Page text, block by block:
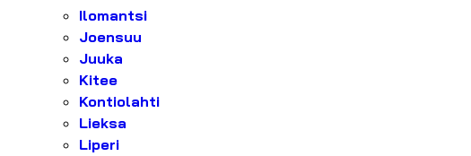
Ilomantsi
Joensuu
Juuka
Kitee
Kontiolahti
Lieksa
Liperi